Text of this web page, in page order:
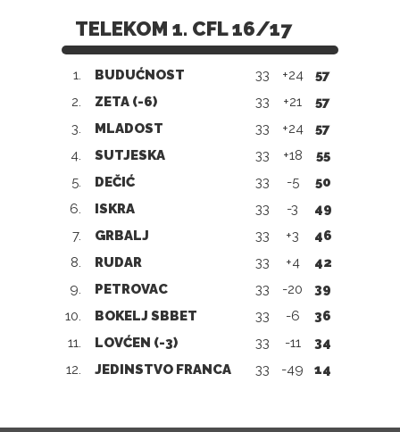
TELEKOM 1. CFL 16/17
1. BUDUĆNOST 33 +24
57
2.
ZETA (-6) 33 +21
57
3.
MLADOST 33 +24
57
4.
SUTJESKA 33 +18
55
5.
DEČIĆ 33 -5
50
6.
ISKRA 33 -3
49
7.
GRBALJ 33 +3
46
8.
RUDAR 33 +4
42
9.
PETROVAC 33 -20
39
10.
BOKELJ SBBET 33 -6
36
11.
LOVĆEN (-3) 33 -11
34
12.
JEDINSTVO FRANCA 33 -49 14